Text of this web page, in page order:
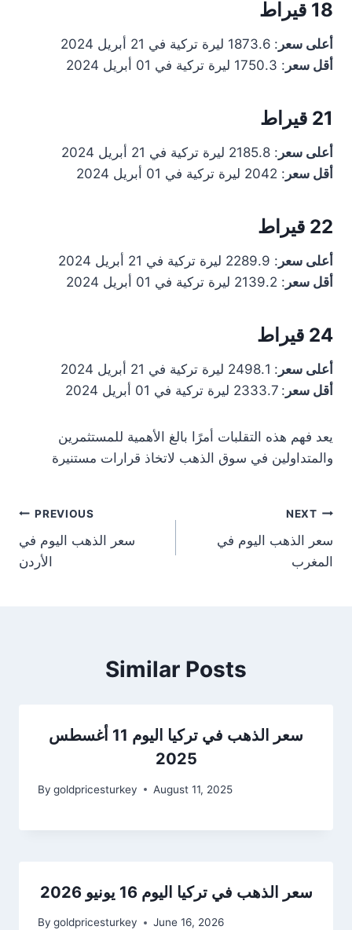
18 قيراط
أعلى سعر : 1873.6 ليرة تركية في 21 أبريل 2024
أقل سعر : 1750.3 ليرة تركية في 01 أبريل 2024
21 قيراط
أعلى سعر : 2185.8 ليرة تركية في 21 أبريل 2024
أقل سعر : 2042 ليرة تركية في 01 أبريل 2024
22 قيراط
أعلى سعر : 2289.9 ليرة تركية في 21 أبريل 2024
أقل سعر : 2139.2 ليرة تركية في 01 أبريل 2024
24 قيراط
أعلى سعر : 2498.1 ليرة تركية في 21 أبريل 2024
أقل سعر : 2333.7 ليرة تركية في 01 أبريل 2024
يعد فهم هذه التقلبات أمرًا بالغ الأهمية للمستثمرين
والمتداولين في سوق الذهب لاتخاذ قرارات مستنيرة
PREVIOUS
سعر الذهب اليوم في
الأردن
NEXT
سعر الذهب اليوم في
المغرب
Similar Posts
سعر الذهب في تركيا اليوم 11 أغسطس
2025
By goldpricesturkey August 11, 2025
سعر الذهب في تركيا اليوم 16 يونيو 2026
By goldpricesturkey June 16, 2026